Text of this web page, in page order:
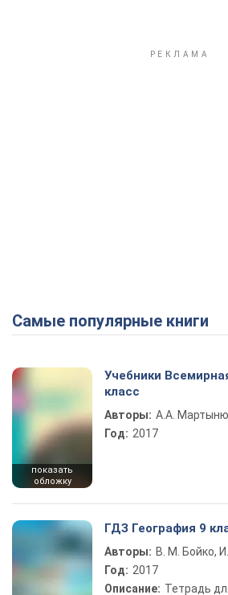
Самые популярные книги
показать
обложку
Учебники
класс
Авторы: А.А.
Год: 2017
ГДЗ География 9
Авторы: В. М. Бойко,
Год: 2017
Описание: Тетрадь